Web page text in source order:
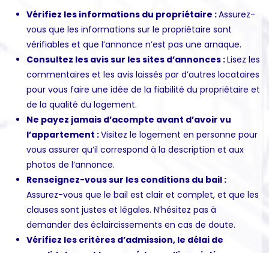
Vérifiez les informations du propriétaire :Assurez-
vous que les informations sur le propriétaire sont
vérifiables et que l’annonce n’est pas une arnaque.
Consultez les avis sur les sites d’annonces :Lisez les
commentaires et les avis laissés par d’autres locataires
pour vous faire une idée de la fiabilité du propriétaire et
de la qualité du logement.
Ne payez jamais d’acompte avant d’avoir vu
l’appartement :Visitez le logement en personne pour
vous assurer qu’il correspond à la description et aux
photos de l’annonce.
Renseignez-vous sur les conditions du bail :
Assurez-vous que le bail est clair et complet, et que les
clauses sont justes et légales. N’hésitez pas à
demander des éclaircissements en cas de doute.
Vérifiez les critères d’admission, le délai de